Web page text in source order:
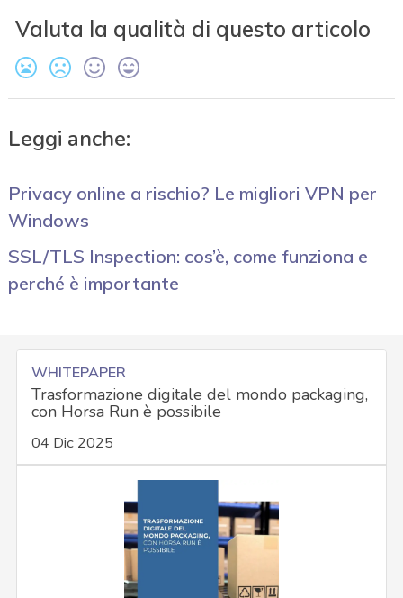
Valuta la qualità di questo articolo
Leggi anche:
Privacy online a rischio? Le migliori VPN per
Windows
SSL/TLS Inspection: cos’è, come funziona e
perché è importante
WHITEPAPER
Trasformazione digitale del mondo packaging,
con Horsa Run è possibile
04 Dic 2025